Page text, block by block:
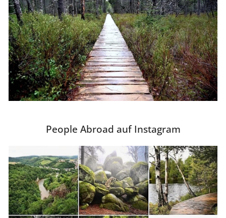
People Abroad auf Instagram